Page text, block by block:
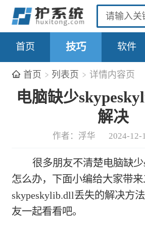
首页 技巧 软件
首页 列表页 详情内容页
电脑缺少
解决
作者：浮华 2024-12-
很多朋友不清楚电脑缺
怎么办，下面小编给大家带
skypeskylib.dll丢失的解决方
友一起看看吧。